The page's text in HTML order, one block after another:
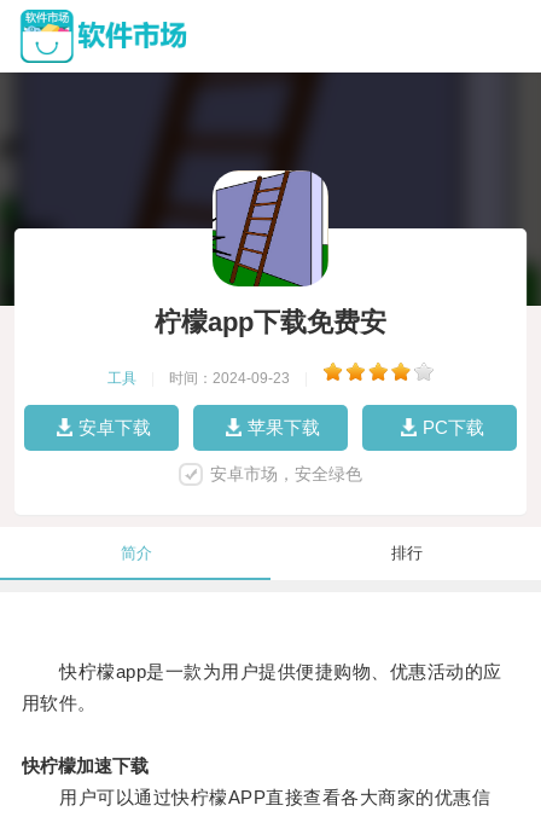
柠檬app下载免费安
工具 时间：2024-09-23
安卓下载 苹果下载 PC下载
安卓市场，安全绿色
简介 排行
快柠檬app是一款为用户提供便捷购物、优惠活动的应
用软件。
快柠檬加速下载
用户可以通过快柠檬APP直接查看各大商家的优惠信